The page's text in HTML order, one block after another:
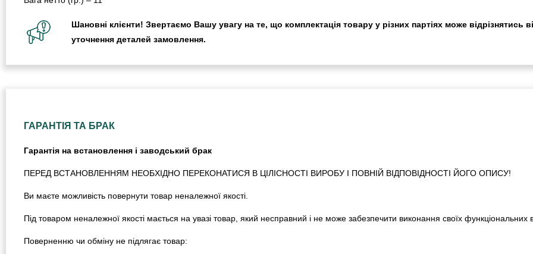
Шановні клієнти! Звертаємо Вашу увагу на те, що комплектація товару у різних партіях може
уточнення деталей замовлення.
ГАРАНТІЯ ТА БРАК
Гарантія на встановлення і заводський брак
ПЕРЕД ВСТАНОВЛЕННЯМ НЕОБХІДНО ПЕРЕКОНАТИСЯ В ЦІЛІСНОСТІ ВИРОБУ І ПОВНІЙ ВІДПОВІДНОСТІ ЙОГО ОПИСУ!
Ви маєте можливість повернути товар неналежної якості.
Під товаром неналежної якості мається на увазі товар, який несправний і не може забезпечити виконання своїх функціональних
Поверненню чи обміну не підлягає товар: